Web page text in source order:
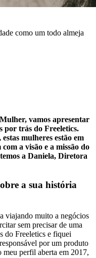
como um todo almeja
vamos apresentar
por trás do Freeletics.
mulheres estão em
a visão e a missão do
a Daniela, Diretora
a sua história
viajando muito a negócios
sem precisar de uma
do Freeletics e fiquei
por um produto
perfil aberta em 2017,